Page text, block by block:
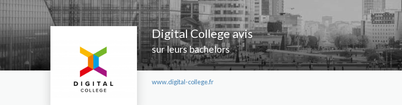
Digital College avis
sur leurs bachelors
www.digital-college.fr